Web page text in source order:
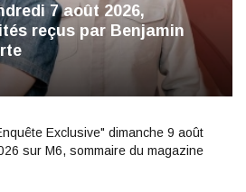
7 août 2026,
reçus par Benjamin
Exclusive" dimanche 9 août
sur M6, sommaire du magazine